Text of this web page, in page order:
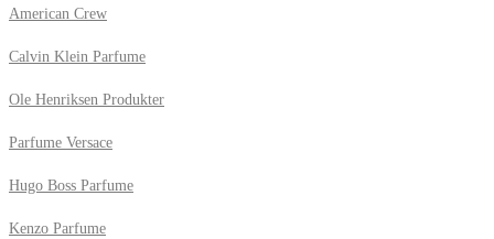
American Crew
Calvin Klein Parfume
Ole Henriksen Produkter
Parfume Versace
Hugo Boss Parfume
Kenzo Parfume